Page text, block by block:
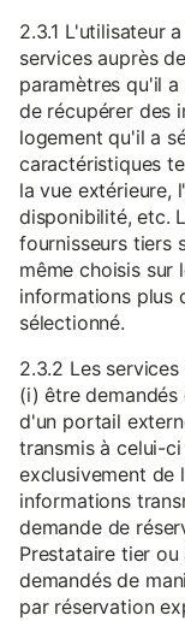
2.3.1 L'utilisateur
services auprès
paramètres qu'il
de récupérer des
logement qu'il a
caractéristiques
la vue extérieure,
disponibilité, etc.
fournisseurs tiers
même choisis sur
informations plus
sélectionné.
2.3.2 Les
(i) être
d'un portail
transmis à celui-
exclusivement de
informations
demande de
Prestataire tier
demandés de
par réservation